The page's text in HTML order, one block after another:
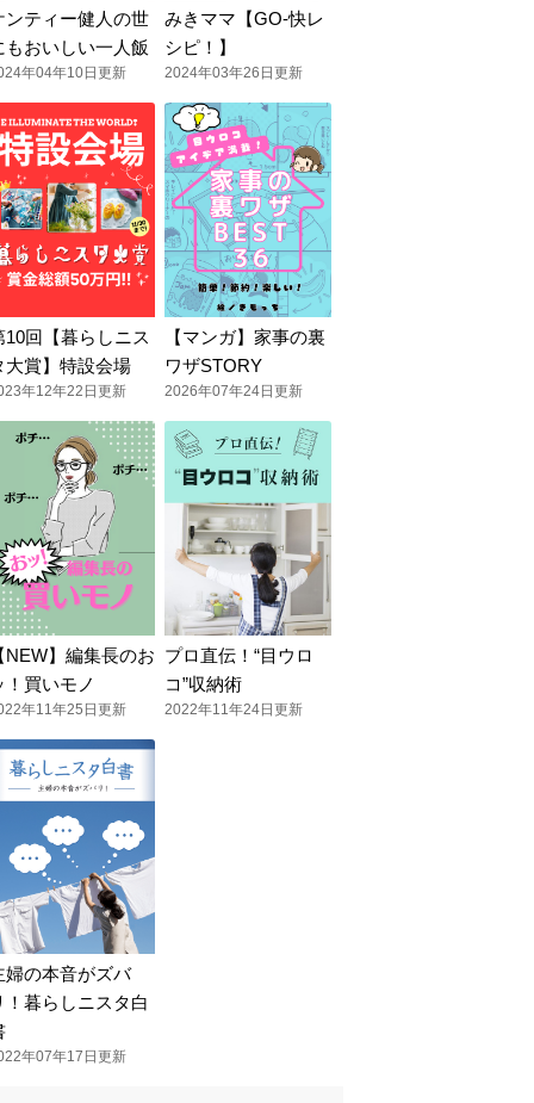
ンティー健人の世
もおいしい一人飯
年04年10日更新
みきママ【GO-快レ
シピ！】
2024年03年26日更新
10回【暮らしニス
大賞】特設会場
年12年22日更新
【マンガ】家事の裏
ワザSTORY
2026年07年24日更新
NEW】編集長のお
！買いモノ
年11年25日更新
プロ直伝！“目ウロ
コ”収納術
2022年11年24日更新
婦の本音がズバ
！暮らしニスタ白
年07年17日更新